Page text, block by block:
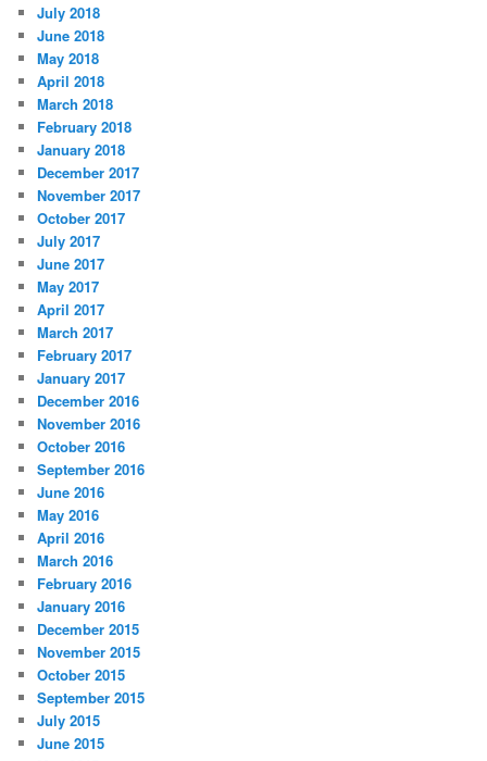
July 2018
June 2018
May 2018
April 2018
March 2018
February 2018
January 2018
December 2017
November 2017
October 2017
July 2017
June 2017
May 2017
April 2017
March 2017
February 2017
January 2017
December 2016
November 2016
October 2016
September 2016
June 2016
May 2016
April 2016
March 2016
February 2016
January 2016
December 2015
November 2015
October 2015
September 2015
July 2015
June 2015